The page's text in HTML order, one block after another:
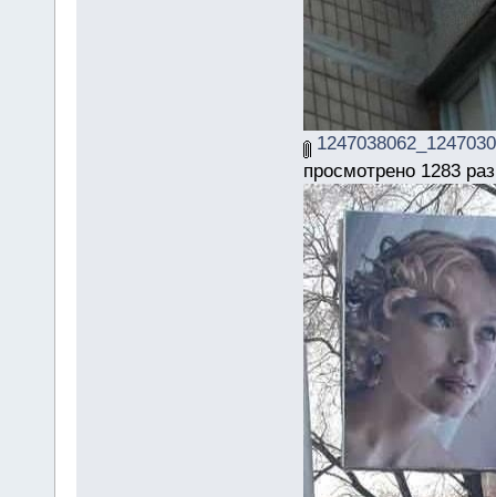
просмотрено 1283